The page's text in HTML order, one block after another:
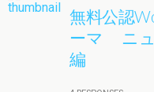
無料公認
ーマ ニュ
編